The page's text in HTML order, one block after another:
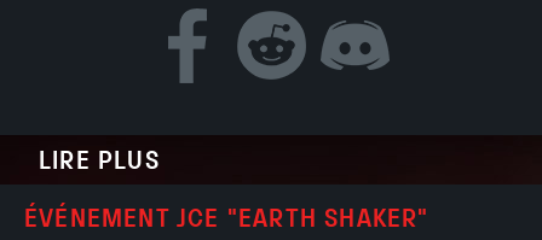
LIRE PLUS
ÉVÉNEMENT JCE "EARTH SHAKER"